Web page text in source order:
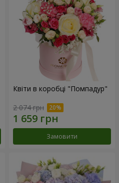
Квіти в коробці "Помпадур"
2 074 грн
Замовити